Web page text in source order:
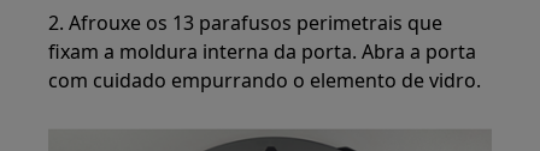
2. Afrouxe os 13 parafusos perimetrais que
fixam a moldura interna da porta. Abra a porta
com cuidado empurrando o elemento de vidro.